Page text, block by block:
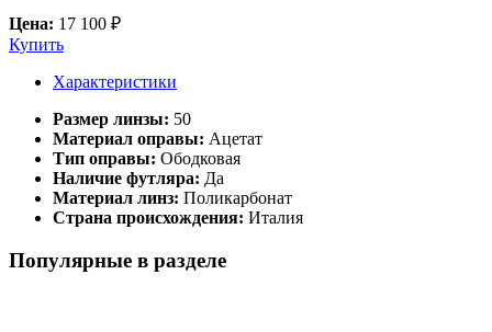
Цена: 17 100 ₽
Купить
Характеристики
Размер линзы: 50
Материал оправы: Ацетат
Тип оправы: Ободковая
Наличие футляра: Да
Материал линз: Поликарбонат
Страна происхождения: Италия
Популярные в разделе